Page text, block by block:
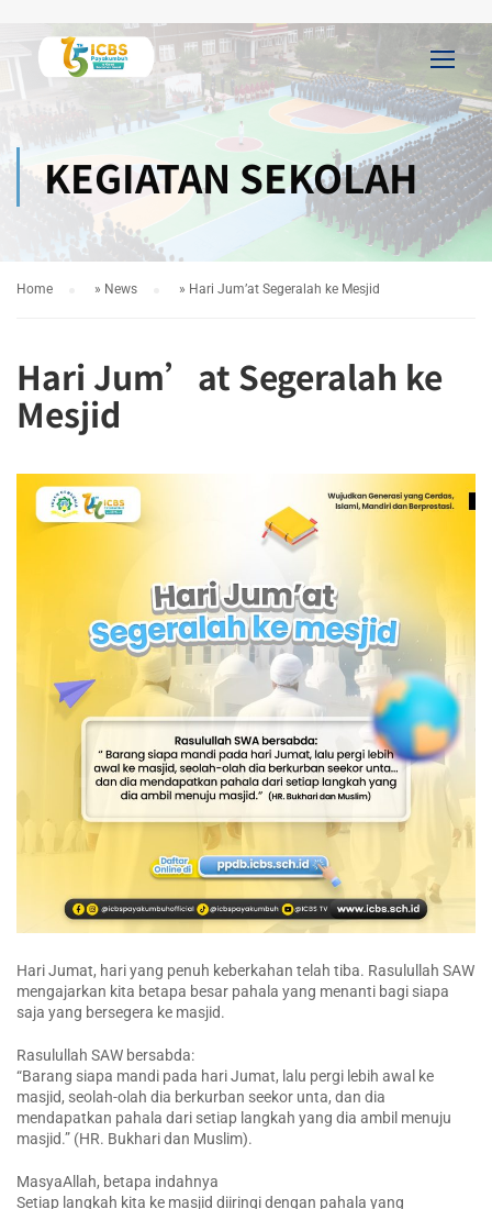
KEGIATAN SEKOLAH
Home » News » Hari Jum’at Segeralah ke Mesjid
Hari Jum’at Segeralah ke
Mesjid
Hari Jumat, hari yang penuh keberkahan telah tiba. Rasulullah SAW
mengajarkan kita betapa besar pahala yang menanti bagi siapa
saja yang bersegera ke masjid.
Rasulullah SAW bersabda:
“Barang siapa mandi pada hari Jumat, lalu pergi lebih awal ke
masjid, seolah-olah dia berkurban seekor unta, dan dia
mendapatkan pahala dari setiap langkah yang dia ambil menuju
masjid.” (HR. Bukhari dan Muslim).
MasyaAllah, betapa indahnya
Setiap langkah kita ke masjid diiringi dengan pahala yang